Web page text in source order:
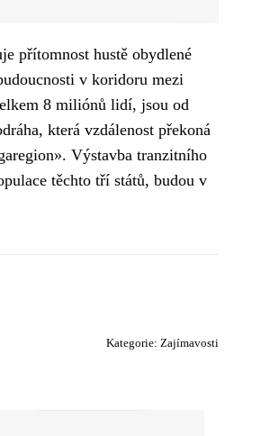
přítomnost hustě obydlené
v koridoru mezi
8 miliónů lidí, jsou od
která vzdálenost překoná
Výstavba tranzitního
těchto tří států, budou v
Kategorie: Zajímavosti